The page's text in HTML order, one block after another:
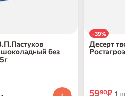
шоколадный без
-39%
Десерт
5990₽ 1